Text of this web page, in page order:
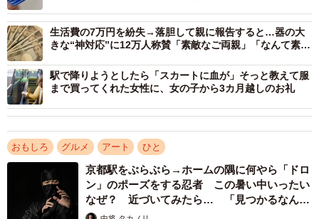
pic.twitter.com/GVSxJ8Ulzv
— KATAOKA (@KATAOKA12201905)
「駅前で学生が旅費の数万円入った封筒を落として泣いて
いた。たまらず俺は数万円を渡したことがあった。名前は
を返しにきた。しかも多く入っていた。今度はその学生の
身元を捜すというよくわからない事態になってる」
「金を落とした学生はその時『コロナ不況の中、母が工面
生活費の7万円を紛失→落胆して親に報告すると…器の大
きな“神対応”に12万人称賛「素敵なご両親」「なんて素晴
駅で降りようとしたら「スカートに血が」そっと教えて服
まで買ってくれた女性に、女の子から3カ月越しのお礼
おもしろ グルメ アート ひと
京都駅をぶらぶら→ホームの隅に何やら「ドロ
ン」のポーズをする忍者 この暑い中いったい
なぜ？ 近づいてみたら… 「見つかるなんて
未熟」